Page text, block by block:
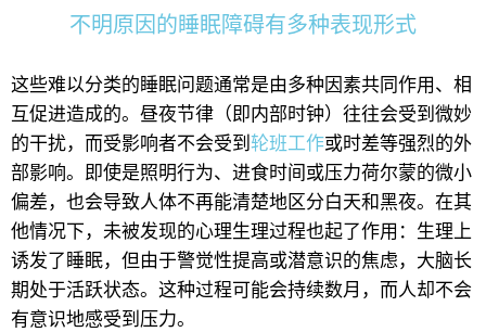
不明原因的睡眠障碍有多种表现形式
这些难以分类的睡眠问题通常是由多种因素共同作用、相
互促进造成的。昼夜节律（即内部时钟）往往会受到微妙
的干扰，而受影响者不会受到 轮班工作或时差等强烈的外
部影响。即使是照明行为、进食时间或压力荷尔蒙的微小
偏差，也会导致人体不再能清楚地区分白天和黑夜。在其
他情况下，未被发现的心理生理过程也起了作用：生理上
诱发了睡眠，但由于警觉性提高或潜意识的焦虑，大脑长
期处于活跃状态。这种过程可能会持续数月，而人却不会
有意识地感受到压力。